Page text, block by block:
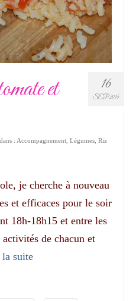
16
SEP 2015
et
: Accompagnement Légumes Riz
je cherche à nouveau
et efficaces pour le soir
18h-18h15 et entre les
de chacun et
suite­­